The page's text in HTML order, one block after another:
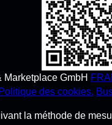
Marketplace GmbH
Politique des cookies.
la méthode de